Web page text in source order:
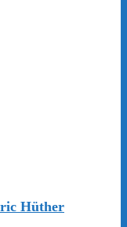
Hüther